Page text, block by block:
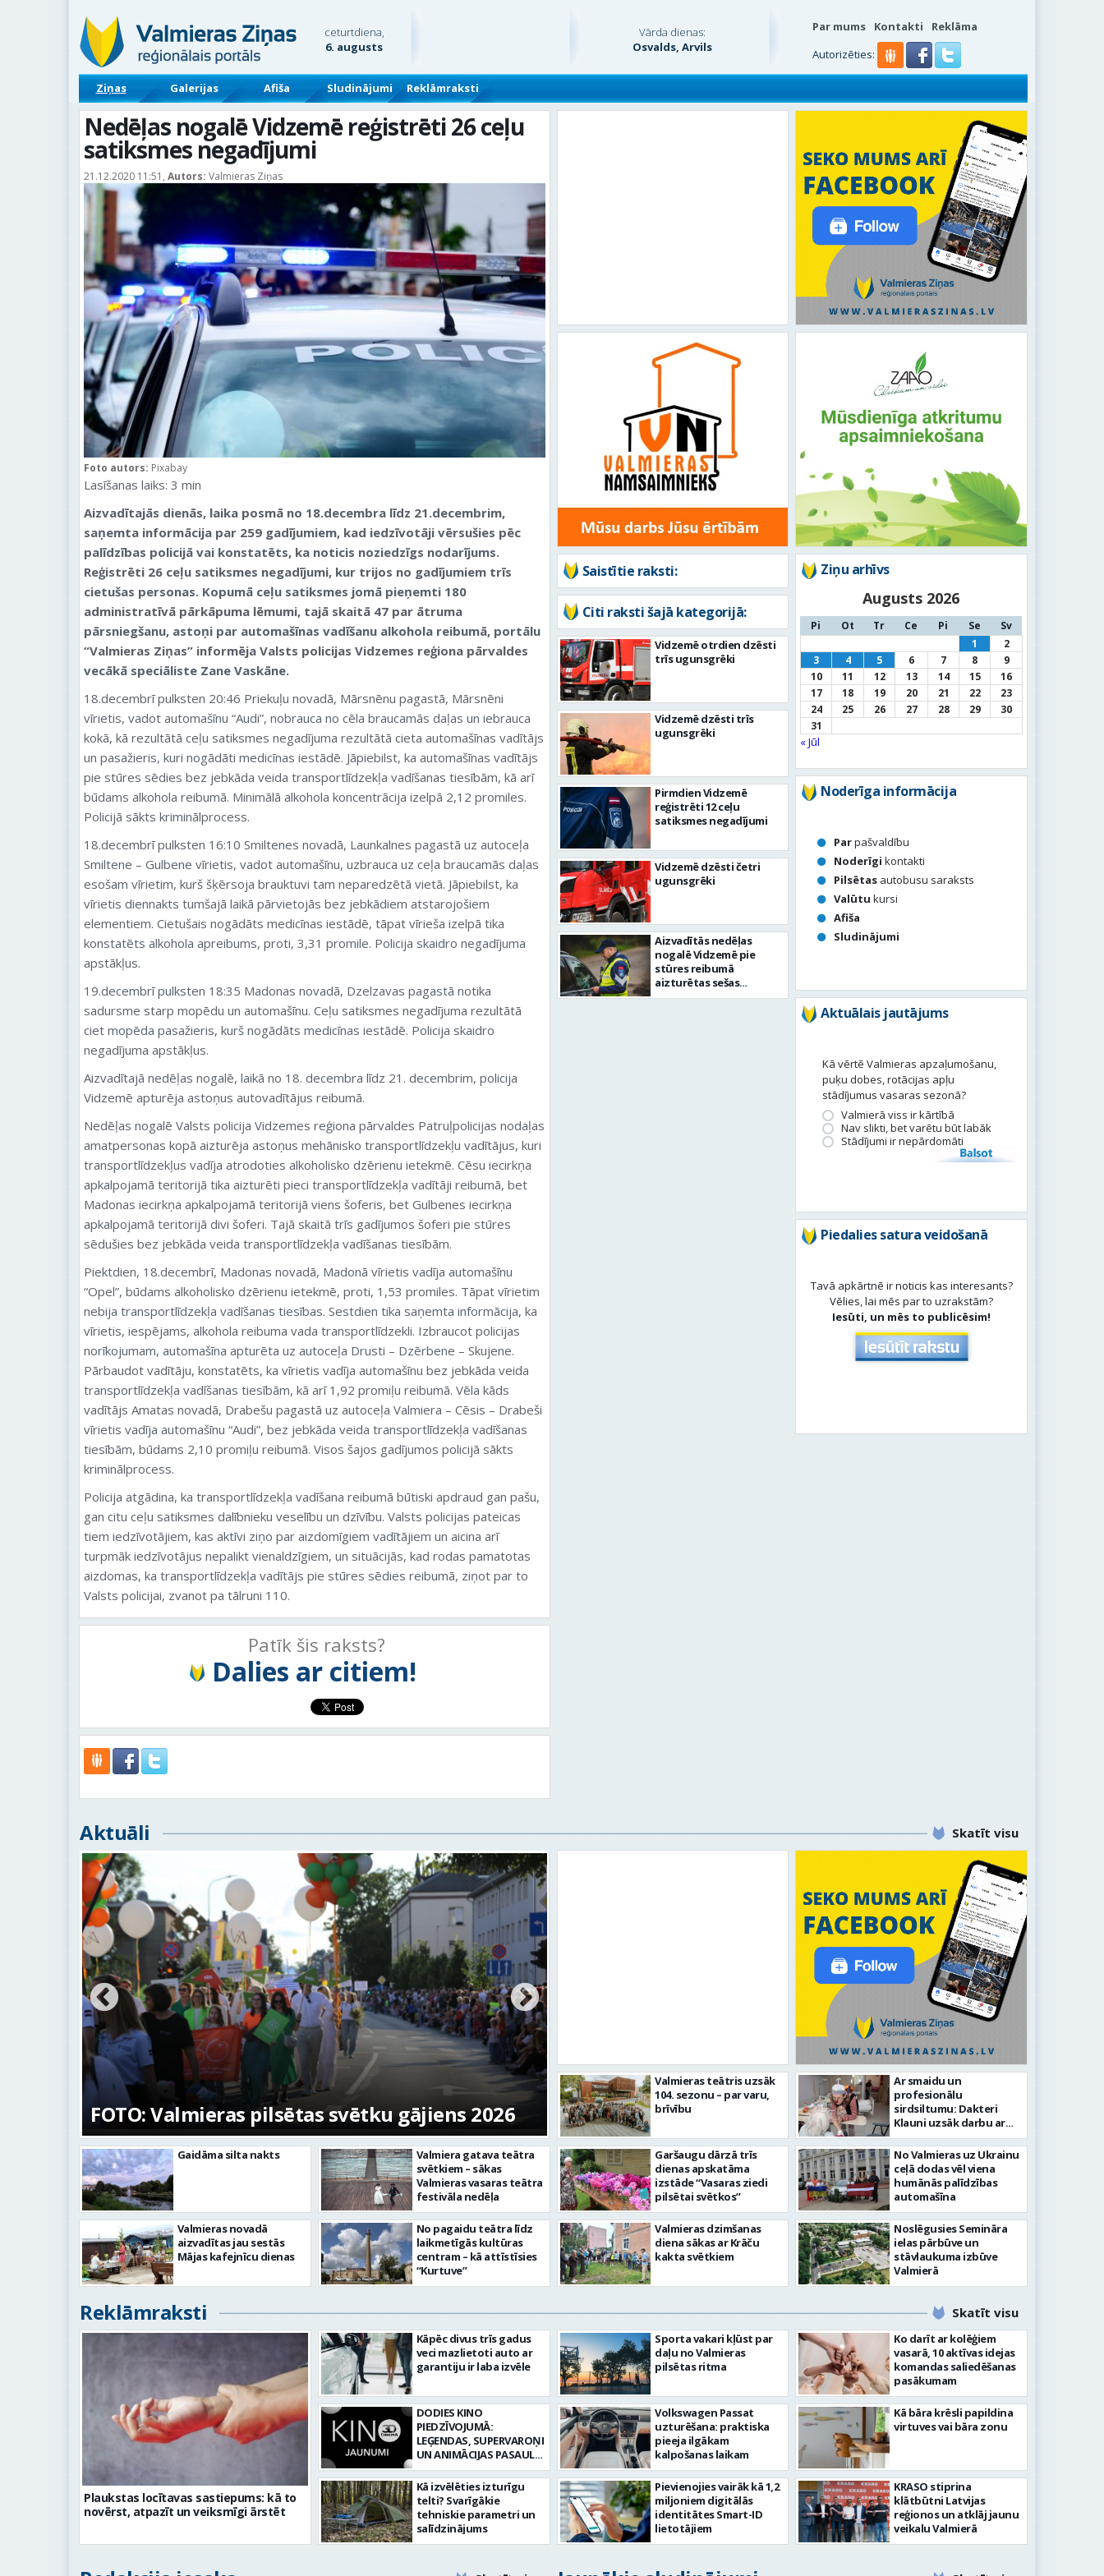
ceturtdiena,
6. augusts
Vārda dienas:
Osvalds, Arvils
Par mums Kontakti
Reklāma
Autorizēties:
Ziņas Galerijas Afiša Sludinājumi Reklāmraksti
Nedēļas nogalē Vidzemē reģistrēti 26 ceļu
satiksmes negadījumi
21.12.2020 11:51, Autors: Valmieras Ziņas
Foto autors: Pixabay
Lasīšanas laiks: 3 min
Aizvadītajās dienās, laika posmā no 18.decembra līdz 21.decembrim,
saņemta informācija par 259 gadījumiem, kad iedzīvotāji vērsušies pēc
palīdzības policijā vai konstatēts, ka noticis noziedzīgs nodarījums.
Reģistrēti 26 ceļu satiksmes negadījumi, kur trijos no gadījumiem trīs
cietušas personas. Kopumā ceļu satiksmes jomā pieņemti 180
administratīvā pārkāpuma lēmumi, tajā skaitā 47 par ātruma
pārsniegšanu, astoņi par automašīnas vadīšanu alkohola reibumā, portālu
“Valmieras Ziņas” informēja Valsts policijas Vidzemes reģiona pārvaldes
vecākā speciāliste Zane Vaskāne.
18.decembrī pulksten 20:46 Priekuļu novadā, Mārsnēnu pagastā, Mārsnēni
vīrietis, vadot automašīnu “Audi”, nobrauca no cēla braucamās daļas un iebrauca
kokā, kā rezultātā ceļu satiksmes negadījuma rezultātā cieta automašīnas vadītājs
un pasažieris, kuri nogādāti medicīnas iestādē. Jāpiebilst, ka automašīnas vadītājs
pie stūres sēdies bez jebkāda veida transportlīdzekļa vadīšanas tiesībām, kā arī
būdams alkohola reibumā. Minimālā alkohola koncentrācija izelpā 2,12 promiles.
Policijā sākts kriminālprocess.
18.decembrī pulksten 16:10 Smiltenes novadā, Launkalnes pagastā uz autoceļa
Smiltene – Gulbene vīrietis, vadot automašīnu, uzbrauca uz ceļa braucamās daļas
esošam vīrietim, kurš šķērsoja brauktuvi tam neparedzētā vietā. Jāpiebilst, ka
vīrietis diennakts tumšajā laikā pārvietojās bez jebkādiem atstarojošiem
elementiem. Cietušais nogādāts medicīnas iestādē, tāpat vīrieša izelpā tika
konstatēts alkohola apreibums, proti, 3,31 promile. Policija skaidro negadījuma
apstākļus.
19.decembrī pulksten 18:35 Madonas novadā, Dzelzavas pagastā notika
sadursme starp mopēdu un automašīnu. Ceļu satiksmes negadījuma rezultātā
ciet mopēda pasažieris, kurš nogādāts medicīnas iestādē. Policija skaidro
negadījuma apstākļus.
Aizvadītajā nedēļas nogalē, laikā no 18. decembra līdz 21. decembrim, policija
Vidzemē apturēja astoņus autovadītājus reibumā.
Nedēļas nogalē Valsts policija Vidzemes reģiona pārvaldes Patruļpolicijas nodaļas
amatpersonas kopā aizturēja astoņus mehānisko transportlīdzekļu vadītājus, kuri
transportlīdzekļus vadīja atrodoties alkoholisko dzērienu ietekmē. Cēsu iecirkņa
apkalpojamā teritorijā tika aizturēti pieci transportlīdzekļa vadītāji reibumā, bet
Madonas iecirkņa apkalpojamā teritorijā viens šoferis, bet Gulbenes iecirkņa
apkalpojamā teritorijā divi šoferi. Tajā skaitā trīs gadījumos šoferi pie stūres
sēdušies bez jebkāda veida transportlīdzekļa vadīšanas tiesībām.
Piektdien, 18.decembrī, Madonas novadā, Madonā vīrietis vadīja automašīnu
“Opel”, būdams alkoholisko dzērienu ietekmē, proti, 1,53 promiles. Tāpat vīrietim
nebija transportlīdzekļa vadīšanas tiesības. Sestdien tika saņemta informācija, ka
vīrietis, iespējams, alkohola reibuma vada transportlīdzekli. Izbraucot policijas
norīkojumam, automašīna apturēta uz autoceļa Drusti – Dzērbene – Skujene.
Pārbaudot vadītāju, konstatēts, ka vīrietis vadīja automašīnu bez jebkāda veida
transportlīdzekļa vadīšanas tiesībām, kā arī 1,92 promiļu reibumā. Vēla kāds
vadītājs Amatas novadā, Drabešu pagastā uz autoceļa Valmiera – Cēsis – Drabeši
vīrietis vadīja automašīnu “Audi”, bez jebkāda veida transportlīdzekļa vadīšanas
tiesībām, būdams 2,10 promiļu reibumā. Visos šajos gadījumos policijā sākts
kriminālprocess.
Policija atgādina, ka transportlīdzekļa vadīšana reibumā būtiski apdraud gan pašu,
gan citu ceļu satiksmes dalībnieku veselību un dzīvību. Valsts policijas pateicas
tiem iedzīvotājiem, kas aktīvi ziņo par aizdomīgiem vadītājiem un aicina arī
turpmāk iedzīvotājus nepalikt vienaldzīgiem, un situācijās, kad rodas pamatotas
aizdomas, ka transportlīdzekļa vadītājs pie stūres sēdies reibumā, ziņot par to
Valsts policijai, zvanot pa tālruni 110.
Patīk šis raksts?
Dalies ar citiem!
Saistītie raksti:
Citi raksti šajā kategorijā:
Vidzemē otrdien dzēsti
trīs ugunsgrēki
Vidzemē dzēsti trīs
ugunsgrēki
Pirmdien Vidzemē
reģistrēti 12 ceļu
satiksmes negadījumi
Vidzemē dzēsti četri
ugunsgrēki
Aizvadītās nedēļas
nogalē Vidzemē pie
stūres reibumā
aizturētas sešas
personas
Ziņu arhīvs
Augusts 2026
Pi Ot Tr Ce Pi Se
Sv
1
2
3
4 5 6 7 8
9
10
11 12 13 14 15
16
17
18 19 20 21 22
23
24
25 26 27 28 29
30
31
« Jūl
Noderīga informācija
Parpašvaldību
Noderīgi kontakti
Pilsētas autobusu saraksts
Valūtu kursi
Afiša
Sludinājumi
Aktuālais jautājums
Kā vērtē Valmieras apzaļumošanu,
puķu dobes, rotācijas apļu
stādījumus vasaras sezonā?
Valmierā viss ir kārtībā
Nav slikti, bet varētu būt labāk
Stādījumi ir nepārdomāti
Balsot
Piedalies satura veidošanā
Tavā apkārtnē ir noticis kas interesants?
Vēlies, lai mēs par to uzrakstām?
Iesūti, un mēs to publicēsim!
Aktuāli Skatīt visu
FOTO: Valmieras pilsētas svētku gājiens 2026
Valmieras svētku nedēļā Kazu krācēs atklāj
skulptūru “Kaza”
Gaidāma silta nakts
Valmieras novadā
aizvadītas jau sestās
Mājas kafejnīcu dienas
Valmiera gatava teātra
svētkiem – sākas
Valmieras vasaras teātra
festivāla nedēļa
No pagaidu teātra līdz
laikmetīgās kultūras
centram – kā attīstīsies
“Kurtuve”
Valmieras teātris uzsāk
104. sezonu – par varu,
brīvību
Garšaugu dārzā trīs
dienas apskatāma
izstāde “Vasaras ziedi
pilsētai svētkos”
Valmieras dzimšanas
diena sākas ar Krāču
kakta svētkiem
Ar smaidu un
profesionālu
sirdsiltumu: Dakteri
Klauni uzsāk darbu ar
senioriem Vidzemes
slimnīcā
No Valmieras uz Ukrainu
ceļā dodas vēl viena
humānās palīdzības
automašīna
Noslēgusies Semināra
ielas pārbūve un
stāvlaukuma izbūve
Valmierā
Reklāmraksti Skatīt visu
Plaukstas locītavas sastiepums: kā to
novērst, atpazīt un veiksmīgi ārstēt
Kāpēc divus trīs gadus
veci mazlietoti auto ar
garantiju ir laba izvēle
DODIES KINO
PIEDZĪVOJUMĀ:
LEĢENDAS, SUPERVAROŅI
UN ANIMĀCIJAS PASAULE
3D CINEMA
Kā izvēlēties izturīgu
telti? Svarīgākie
tehniskie parametri un
salīdzinājums
Sporta vakari kļūst par
daļu no Valmieras
pilsētas ritma
Volkswagen Passat
uzturēšana: praktiska
pieeja ilgākam
kalpošanas laikam
Pievienojies vairāk kā 1,2
miljoniem digitālās
identitātes Smart-ID
lietotājiem
Ko darīt ar kolēģiem
vasarā, 10 aktīvas idejas
komandas saliedēšanas
pasākumam
Kā bāra krēsli papildina
virtuves vai bāra zonu
KRASO stiprina
klātbūtni Latvijas
reģionos un atklāj jaunu
veikalu Valmierā